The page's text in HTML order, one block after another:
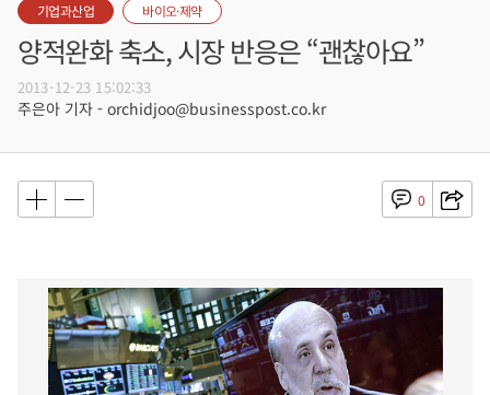
기업과산업 바이오·제약
양적완화 축소, 시장 반응은 “괜찮아요”
2013-12-23 15:02:33
주은아 기자 - orchidjoo@businesspost.co.kr
0